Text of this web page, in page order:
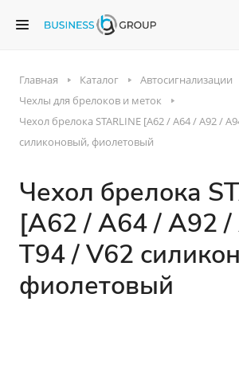
Главная Каталог Автосигнализации
Чехлы для брелоков и меток
Чехол брелока STARLINE [A62 / A64 / A92 /
силиконовый, фиолетовый
Чехол брелока
[A62 / A64 / A92
T94 / V62
фиолетовый